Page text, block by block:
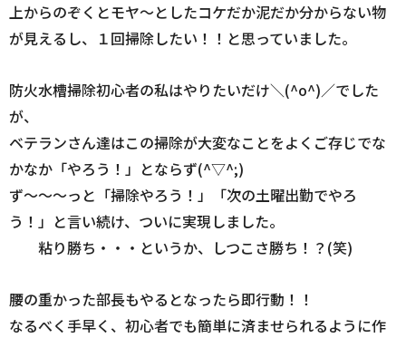
上からのぞくとモヤ～としたコケだか泥だか分からない物
が見えるし、１回掃除したい！！と思っていました。
防火水槽掃除初心者の私はやりたいだけ＼(^o^)／でした
が、
ベテランさん達はこの掃除が大変なことをよくご存じでな
かなか「やろう！」とならず(^▽^;)
ず～～～っと「掃除やろう！」「次の土曜出勤でやろ
う！」と言い続け、ついに実現しました。
粘り勝ち・・・というか、しつこさ勝ち！？(笑)
腰の重かった部長もやるとなったら即行動！！
なるべく手早く、初心者でも簡単に済ませられるように作